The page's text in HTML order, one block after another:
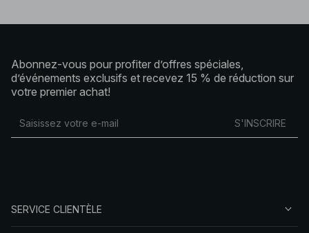
Abonnez-vous pour profiter d’offres spéciales,
d’événements exclusifs et recevez 15 % de réduction sur
votre premier achat!
S'INSCRIRE
SERVICE CLIENTÈLE